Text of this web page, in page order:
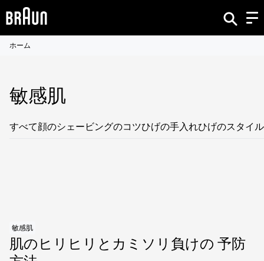
ホーム
敏感肌
すべて顔のシェービングのコツひげの手入れひげのスタイル
敏感肌
肌のヒリヒリとカミソリ負けの 予防